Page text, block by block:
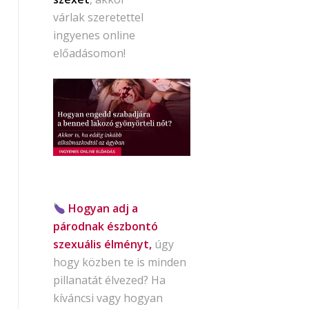
várlak szeretettel
ingyenes online
előadásomon!
Hogyan adj a
párodnak észbontó
szexuális élményt, úgy
hogy közben te is minden
pillanatát élvezed? Ha
kíváncsi vagy hogyan